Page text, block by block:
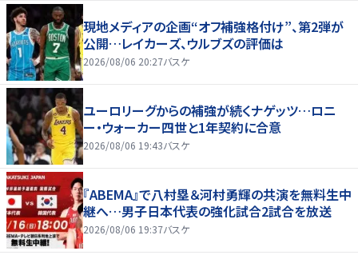
現地メディアの企画“オフ補強格付け”、第2弾が
公開…レイカーズ、ウルブズの評価は
2026/08/06 20:27バスケ
ユーロリーグからの補強が続くナゲッツ…ロニ
ー・ウォーカー四世と1年契約に合意
2026/08/06 19:43バスケ
『ABEMA』で八村塁＆河村勇輝の共演を無料生中
継へ…男子日本代表の強化試合2試合を放送
2026/08/06 19:37バスケ